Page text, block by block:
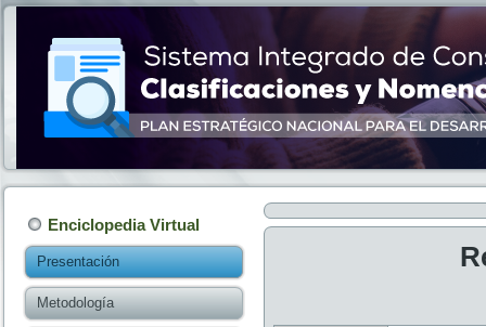
Enciclopedia Virtual
Presentación
Metodología